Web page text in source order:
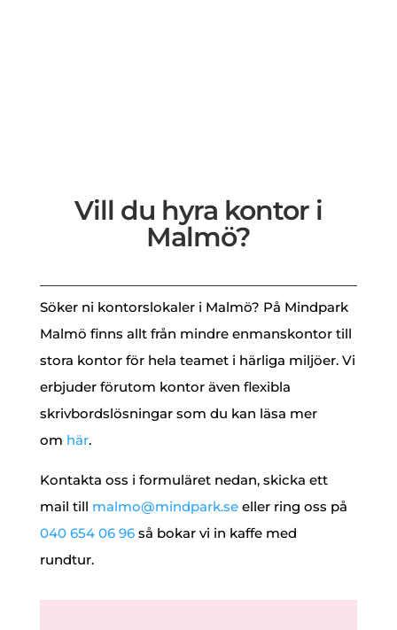
Vill du hyra kontor i
Malmö?
Söker ni kontorslokaler i Malmö? På Mindpark
Malmö finns allt från mindre enmanskontor till
stora kontor för hela teamet i härliga miljöer. Vi
erbjuder förutom kontor även flexibla
skrivbordslösningar som du kan läsa mer
om här.
Kontakta oss i formuläret nedan, skicka ett
mail till malmo@mindpark.seeller ring oss på
040 654 06 96så bokar vi in kaffe med
rundtur.